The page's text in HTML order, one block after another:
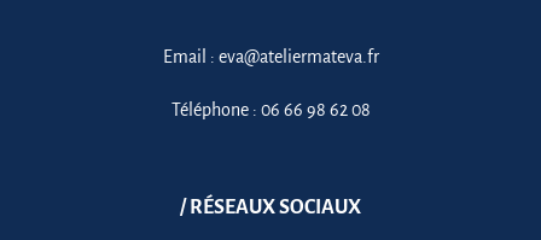
Email : eva@ateliermateva.fr
Téléphone : 06 66 98 62 08
/ RÉSEAUX SOCIAUX